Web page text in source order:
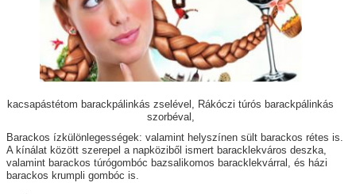
kacsapástétom barackpálinkás zselével, Rákóczi túrós barackpálinkás
szorbéval,
Barackos ízkülönlegességek: valamint helyszínen sült barackos rétes is.
A kínálat között szerepel a napköziből ismert baracklekváros deszka,
valamint barackos túrógombóc bazsalikomos baracklekvárral , és házi
barackos krumpli gombóc is.